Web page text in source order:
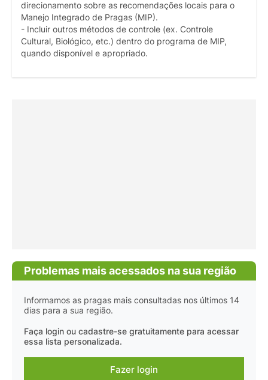
direcionamento sobre as recomendações locais para o
Manejo Integrado de Pragas (MIP).
- Incluir outros métodos de controle (ex. Controle
Cultural, Biológico, etc.) dentro do programa de MIP,
quando disponível e apropriado.
Problemas mais acessados na sua região
Informamos as pragas mais consultadas nos últimos 14
dias para a sua região.
Faça login ou cadastre-se gratuitamente para acessar
essa lista personalizada.
Fazer login